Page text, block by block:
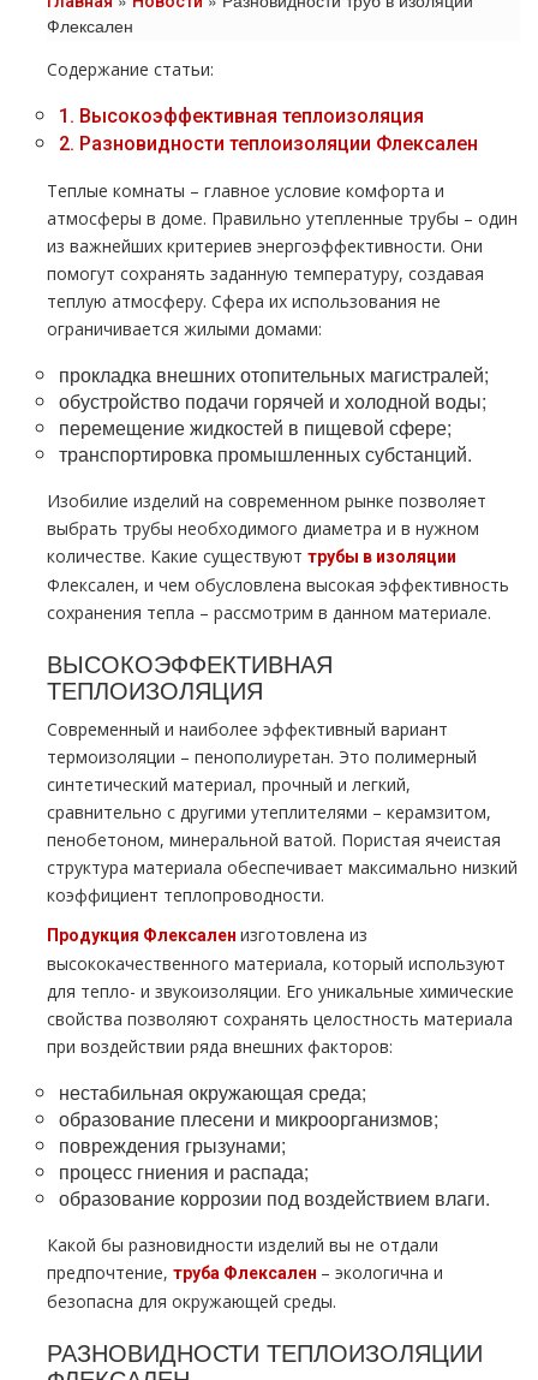
Флексален
Содержание статьи:
1. Высокоэффективная теплоизоляция
2. Разновидности теплоизоляции Флексален
Теплые комнаты – главное условие комфорта и
атмосферы в доме. Правильно утепленные трубы – один
из важнейших критериев энергоэффективности. Они
помогут сохранять заданную температуру, создавая
теплую атмосферу. Сфера их использования не
ограничивается жилыми домами:
прокладка внешних отопительных магистралей;
обустройство подачи горячей и холодной воды;
перемещение жидкостей в пищевой сфере;
транспортировка промышленных субстанций.
Изобилие изделий на современном рынке позволяет
выбрать трубы необходимого диаметра и в нужном
количестве. Какие существуют трубы в изоляции
Флексален, и чем обусловлена высокая эффективность
сохранения тепла – рассмотрим в данном материале.
ВЫСОКОЭФФЕКТИВНАЯ
ТЕПЛОИЗОЛЯЦИЯ
Современный и наиболее эффективный вариант
термоизоляции – пенополиуретан. Это полимерный
синтетический материал, прочный и легкий,
сравнительно с другими утеплителями – керамзитом,
пенобетоном, минеральной ватой. Пористая ячеистая
структура материала обеспечивает максимально низкий
коэффициент теплопроводности.
Продукция Флексален изготовлена из
высококачественного материала, который используют
для тепло- и звукоизоляции. Его уникальные химические
свойства позволяют сохранять целостность материала
при воздействии ряда внешних факторов:
нестабильная окружающая среда;
образование плесени и микроорганизмов;
повреждения грызунами;
процесс гниения и распада;
образование коррозии под воздействием влаги.
Какой бы разновидности изделий вы не отдали
предпочтение, труба Флексален – экологична и
безопасна для окружающей среды.
РАЗНОВИДНОСТИ ТЕПЛОИЗОЛЯЦИИ